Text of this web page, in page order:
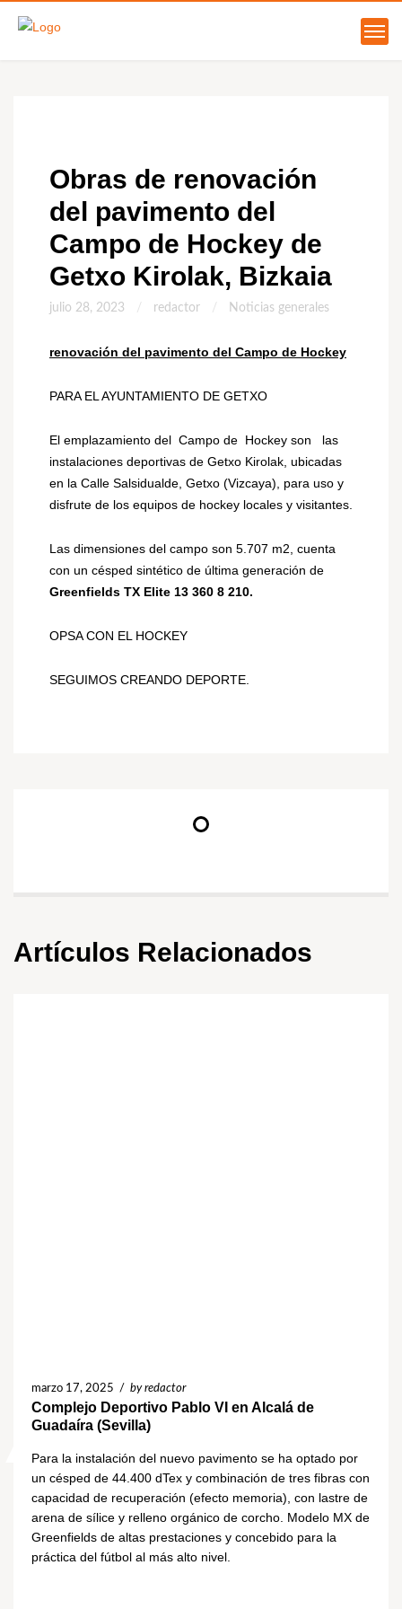
JUL
Obras de renovación
del pavimento del
Campo de Hockey de
Getxo Kirolak, Bizkaia
julio 28, 2023 redactor Noticias generales
renovación del pavimento del Campo de Hockey
PARA EL AYUNTAMIENTO DE GETXO
El emplazamiento del Campo de Hockey son las
instalaciones deportivas de Getxo Kirolak, ubicadas
en la Calle Salsidualde, Getxo (Vizcaya), para uso y
disfrute de los equipos de hockey locales y visitantes.
Las dimensiones del campo son 5 707 m2, cuenta
con un césped sintético de última generación de
Greenfields TX Elite 13 360 8 210.
OPSA CON EL HOCKEY
SEGUIMOS CREANDO DEPORTE.
Artículos Relacionados
marzo 17, 2025 / by redactor
Complejo Deportivo Pablo VI en Alcalá de
Guadaíra (Sevilla)
Para la instalación del nuevo pavimento se ha optado por
un césped de 44.400 dTex y combinación de tres fibras con
capacidad de recuperación (efecto memoria), con lastre de
arena de sílice y relleno orgánico de corcho. Modelo MX de
Greenfields de altas prestaciones y concebido para la
práctica del fútbol al más alto nivel.